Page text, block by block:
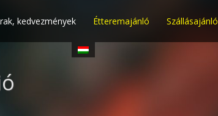
kedvezmények Étteremajánló Szállásajánló